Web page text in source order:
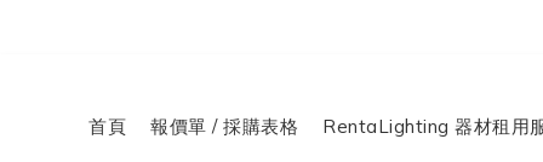
首頁 報價單 / 採購表格 RentaLighting 器材租用